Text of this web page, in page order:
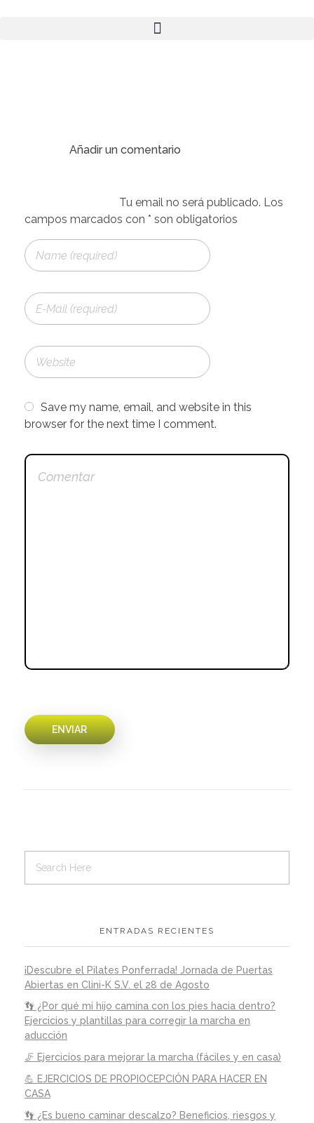
Save my name, email, and website in this
browser for the next time I comment.
ENTRADAS RECIENTES
¡Descubre el Pilates Ponferrada! Jornada de Puertas
Abiertas en Clini-K S.V. el 28 de Agosto
👣 ¿Por qué mi hijo camina con los pies hacia dentro?
Ejercicios y plantillas para corregir la marcha en
aducción
🦵 Ejercicios para mejorar la marcha (fáciles y en casa)
💪 EJERCICIOS DE PROPIOCEPCIÓN PARA HACER EN
CASA
👣 ¿Es bueno caminar descalzo? Beneficios, riesgos y